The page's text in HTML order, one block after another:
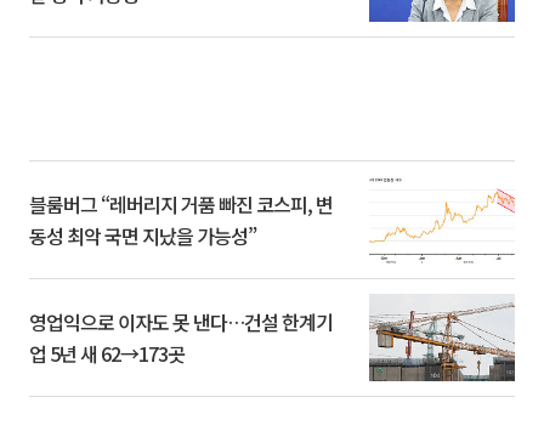
블룸버그 “레버리지 거품 빠진 코스피, 변
동성 최악 국면 지났을 가능성”
영업익으로 이자도 못 낸다…건설 한계기
업 5년 새 62→173곳